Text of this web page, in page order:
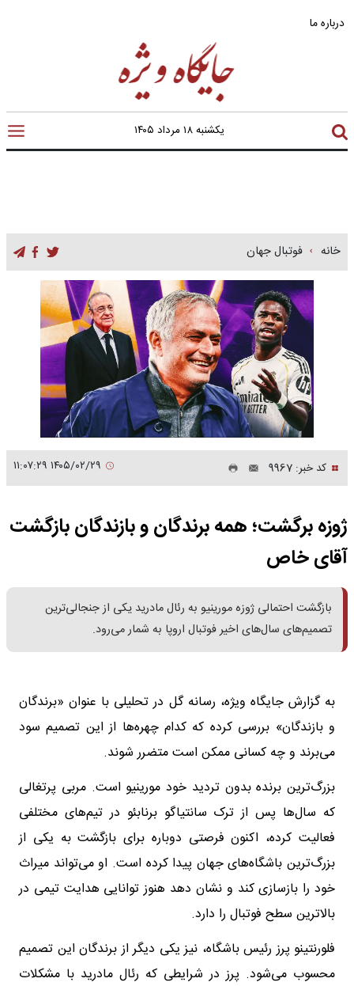
درباره ما
یکشنبه ۱۸ مرداد ۱۴۰۵
خانه فوتبال جهان
کد خبر: 9967
ژوزه برگشت؛ همه برندگان و بازندگان بازگشت
آقای خاص
بازگشت احتمالی ژوزه مورینیو به رئال مادرید یکی از جنجالی‌ترین
تصمیم‌های سال‌های اخیر فوتبال اروپا به شمار می‌رود.
به گزارش جایگاه ویژه،‌ رسانه گل در تحلیلی با عنوان «برندگان
و بازندگان» بررسی کرده که کدام چهره‌ها از این تصمیم سود
می‌برند و چه کسانی ممکن است متضرر شوند.
بزرگ‌ترین برنده بدون تردید خود مورینیو است. مربی پرتغالی
که سال‌ها پس از ترک سانتیاگو برنابئو در تیم‌های مختلفی
فعالیت کرده، اکنون فرصتی دوباره برای بازگشت به یکی از
بزرگ‌ترین باشگاه‌های جهان پیدا کرده است. او می‌تواند میراث
خود را بازسازی کند و نشان دهد هنوز توانایی هدایت تیمی در
بالاترین سطح فوتبال را دارد.
فلورنتینو پرز رئیس باشگاه، نیز یکی دیگر از برندگان این تصمیم
محسوب می‌شود. پرز در شرایطی که رئال مادرید با مشکلات